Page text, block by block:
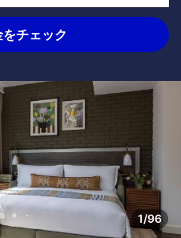
チェック
1/96